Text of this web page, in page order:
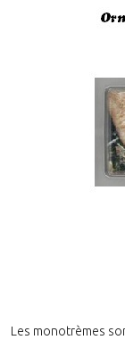
Les monotrèmes